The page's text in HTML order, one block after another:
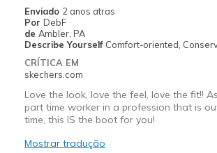
Cold Weather
Width
Sizing
Was this a gift?
No
Enviado 2 anos atras
Por DebF
de Ambler, PA
Describe Yourself Comfort-oriented,
CRÍTICA EM
skechers.com
Love the look, love the feel, love the fit!!
part time worker in a profession that is
time, this IS the boot for you!
Mostrar tradução